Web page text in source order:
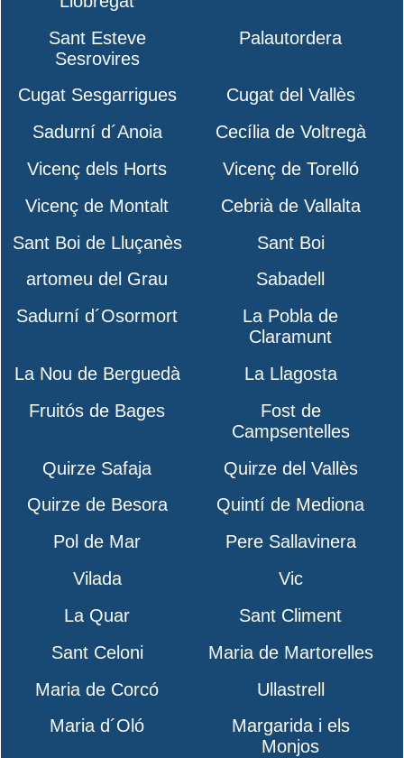
Sant Esteve
Sesrovires
Palautordera
Cugat Sesgarrigues
Cugat del Vallès
Sadurní d´Anoia
Cecília de Voltregà
Vicenç dels Horts
Vicenç de Torelló
Vicenç de Montalt
Cebrià de Vallalta
Sant Boi de Lluçanès
Sant Boi
artomeu del Grau
Sabadell
Sadurní d´Osormort
La Pobla de
Claramunt
La Nou de Berguedà
La Llagosta
Fruitós de Bages
Fost de
Campsentelles
Quirze Safaja
Quirze del Vallès
Quirze de Besora
Quintí de Mediona
Pol de Mar
Pere Sallavinera
Vilada
Vic
La Quar
Sant Climent
Sant Celoni
Maria de Martorelles
Maria de Corcó
Ullastrell
Maria d´Oló
Margarida i els
Monjos